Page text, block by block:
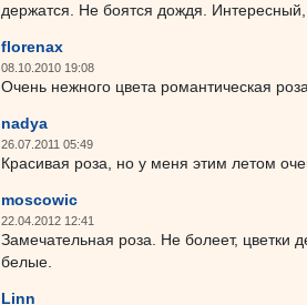
держатся. Не боятся дождя.
florenax
08.10.2010 19:08
Очень нежного цвета романтическая
nadya
26.07.2011 05:49
Красивая роза, но у меня этим летом
moscowic
22.04.2012 12:41
Замечательная роза. Не болеет, цветки
белые.
Linn